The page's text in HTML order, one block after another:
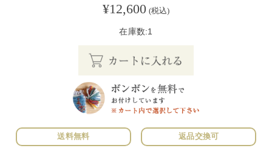
¥12,600 (税込)
在庫数:1
送料無料 返品交換可